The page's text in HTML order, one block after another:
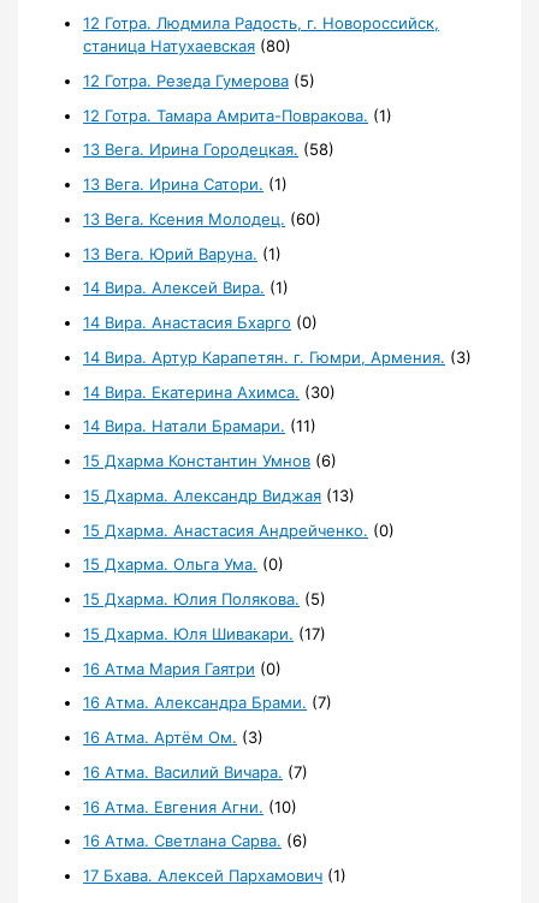
12 Готра. Людмила Радость, г. Новороссийск,
станица Натухаевская (80)
12 Готра. Резеда Гумерова (5)
12 Готра. Тамара Амрита-Повракова. (1)
13 Вега. Ирина Городецкая. (58)
13 Вега. Ирина Сатори. (1)
13 Вега. Ксения Молодец. (60)
13 Вега. Юрий Варуна. (1)
14 Вира. Алексей Вира. (1)
14 Вира. Анастасия Бхарго (0)
14 Вира. Артур Карапетян. г. Гюмри, Армения. (3)
14 Вира. Екатерина Ахимса. (30)
14 Вира. Натали Брамари. (11)
15 Дхарма Константин Умнов (6)
15 Дхарма. Александр Виджая (13)
15 Дхарма. Анастасия Андрейченко. (0)
15 Дхарма. Ольга Ума. (0)
15 Дхарма. Юлия Полякова. (5)
15 Дхарма. Юля Шивакари. (17)
16 Атма Мария Гаятри (0)
16 Атма. Александра Брами. (7)
16 Атма. Артём Ом. (3)
16 Атма. Василий Вичара. (7)
16 Атма. Евгения Агни. (10)
16 Атма. Светлана Сарва. (6)
17 Бхава. Алексей Пархамович (1)